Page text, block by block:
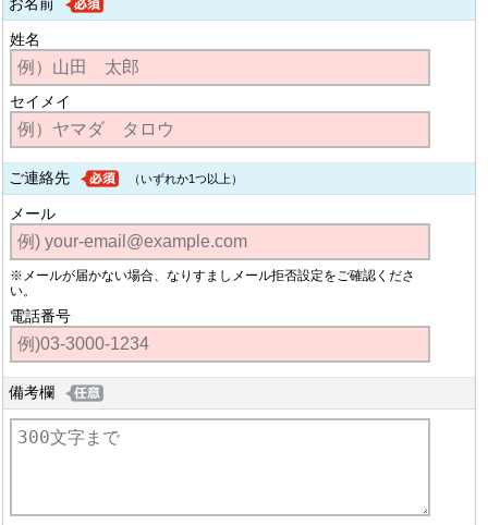
姓名
セイメイ
ご連絡先 （いずれか1つ以上）
メール
※メールが届かない場合、なりすましメール拒否設定をご確認くださ
い。
電話番号
備考欄